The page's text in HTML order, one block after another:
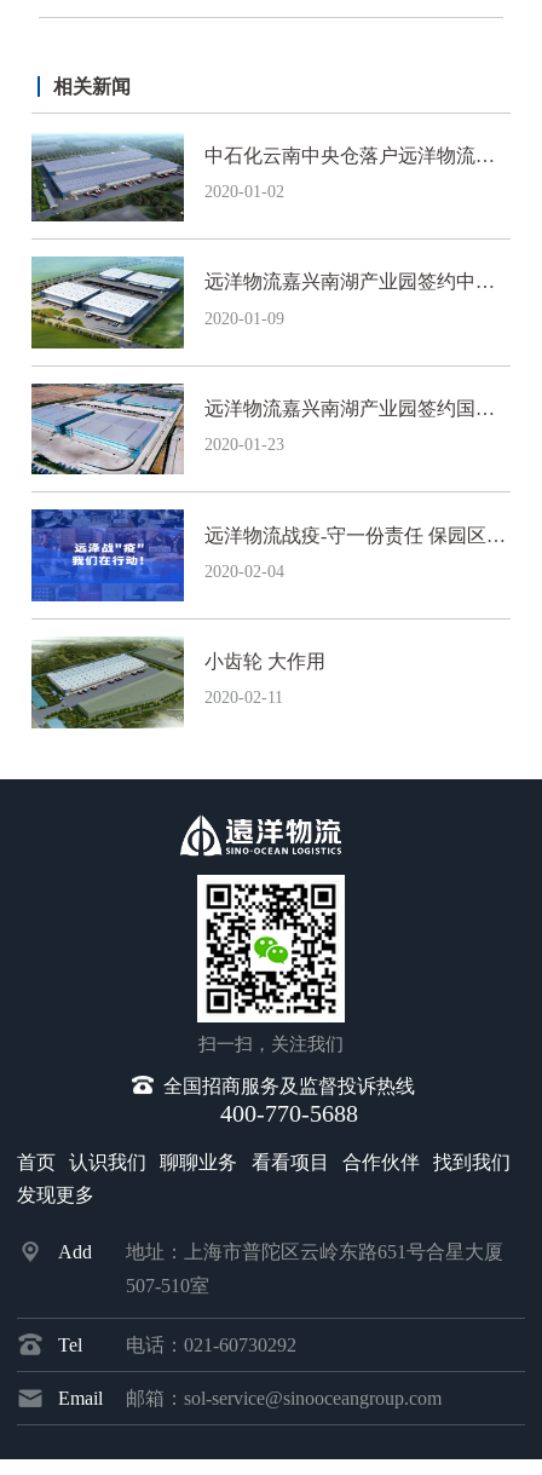
相关新闻
中石化云南中央仓落户远洋物流昆
明空港产业园
2020-01-02
远洋物流嘉兴南湖产业园签约中国
2020-01-09
远洋物流嘉兴南湖产业园签约国内
知名内衣新秀品牌
2020-01-23
远洋物流战疫-守一份责任 保园区平
安
2020-02-04
小齿轮 大作用
2020-02-11
扫一扫，关注我们
全国招商服务及监督投诉热线
400-770-5688
首页 认识我们 聊聊业务 看看项目 合作伙伴
找到我们
发现更多
Add
地址：上海市普陀区云岭东路651号合星大厦
507-510室
Tel 电话：021-60730292
Email 邮箱：sol-service@sinooceangroup.com